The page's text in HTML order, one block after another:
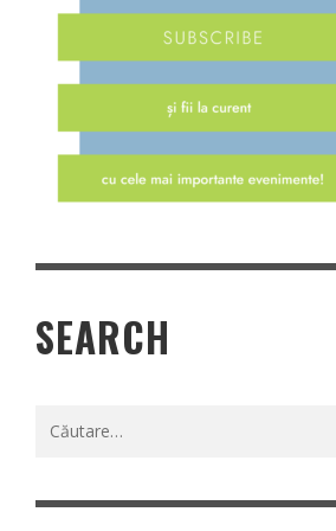
SEARCH
Caută